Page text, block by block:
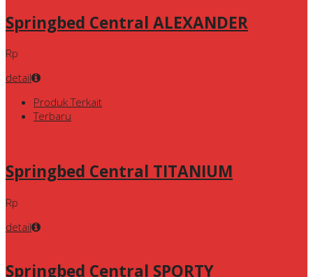
Springbed Central ALEXANDER
Rp
detail
Produk Terkait
Terbaru
Springbed Central TITANIUM
Rp
detail
Springbed Central SPORTY